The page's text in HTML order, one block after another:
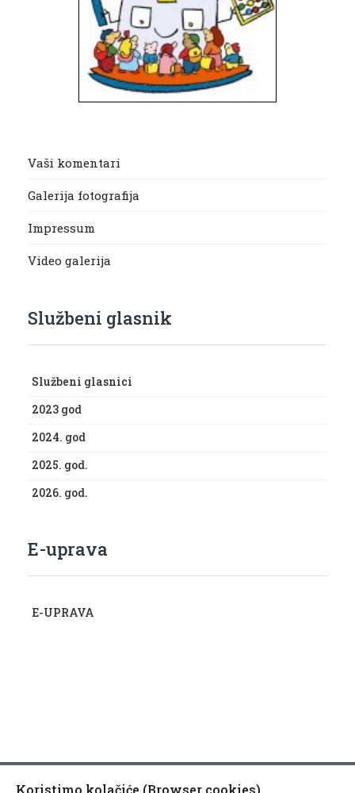
Vaši komentari
Galerija fotografija
Impressum
Video galerija
Službeni glasnik
Službeni glasnici
2023 god
2024. god
2025. god.
2026. god.
E-uprava
E-UPRAVA
Koristimo kolačiće (Browser cookies).